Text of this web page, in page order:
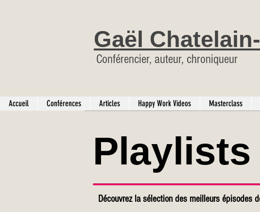
Gaël
Conférencier, auteur, chroniqueur
Accueil Conférences Articles Happy Work Videos Masterclass
Découvrez la sélection des meilleurs épisodes